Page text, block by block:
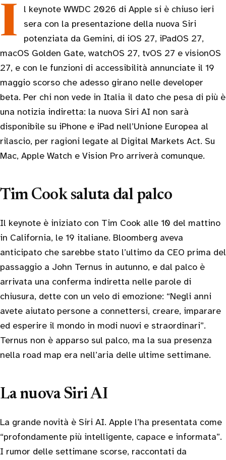
Il keynote WWDC 2026 di Apple si è chiuso ieri
sera con la presentazione della nuova Siri
potenziata da Gemini, di iOS 27, iPadOS 27,
macOS Golden Gate, watchOS 27, tvOS 27 e visionOS
27, e con le funzioni di accessibilità annunciate il 19
maggio scorso che adesso girano nelle developer
beta. Per chi non vede in Italia il dato che pesa di più è
una notizia indiretta: la nuova Siri AI non sarà
disponibile su iPhone e iPad nell’Unione Europea al
rilascio, per ragioni legate al Digital Markets Act. Su
Mac, Apple Watch e Vision Pro arriverà comunque.
Tim Cook saluta dal palco
Il keynote è iniziato con Tim Cook alle 10 del mattino
in California, le 19 italiane. Bloomberg aveva
anticipato che sarebbe stato l’ultimo da CEO prima del
passaggio a John Ternus in autunno, e dal palco è
arrivata una conferma indiretta nelle parole di
chiusura, dette con un velo di emozione: “Negli anni
avete aiutato persone a connettersi, creare, imparare
ed esperire il mondo in modi nuovi e straordinari”.
Ternus non è apparso sul palco, ma la sua presenza
nella road map era nell’aria delle ultime settimane.
La nuova Siri AI
La grande novità è Siri AI. Apple l’ha presentata come
“profondamente più intelligente, capace e informata”.
I rumor delle settimane scorse, raccontati da